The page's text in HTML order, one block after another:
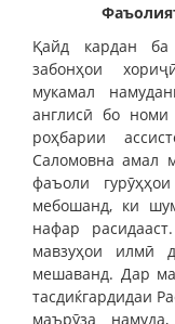
Қайд кардан
забонҳои
мукамал
англисӣ бо
роҳбарии
Саломовна амал
фаъоли
мебошанд, ки
нафар
мавзуҳои илмӣ
мешаванд. Дар
тасдиќгардидаи
маърӯза